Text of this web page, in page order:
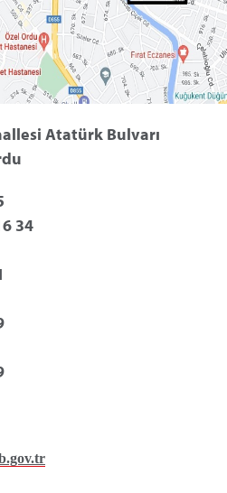
Atatürk Bulvarı
34